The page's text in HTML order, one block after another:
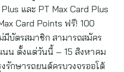
และ PT Max Card Plus
Card Points ฟรี! 100
บัตรสมาชิก สามารถสมัคร
น ตั้งแต่วันนี้ – 15 สิงหาคม
กษารถยนต์ครบวงจรออโต้